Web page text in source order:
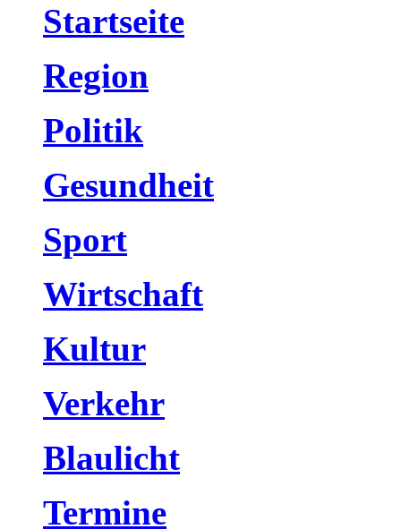
Startseite
Region
Politik
Gesundheit
Sport
Wirtschaft
Kultur
Verkehr
Blaulicht
Termine